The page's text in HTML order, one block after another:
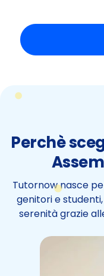
Perchè
Tutornow nasce
genitori e
serenità grazie